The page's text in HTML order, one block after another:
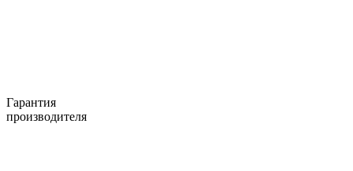
Гарантия
производителя